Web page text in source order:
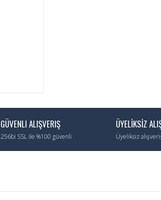
GÜVENLI ALIŞVERIŞ
256bi SSL ile %100 güvenli
ÜYELİKSİZ
Üyeliksiz